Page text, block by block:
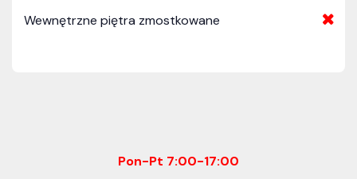
Wewnętrzne piętra zmostkowane
Pon-Pt 7:00-17:00